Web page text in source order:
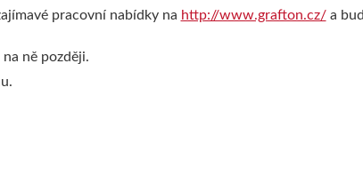
pracovní nabídky na http://www.grafton.cz/a
ně později.